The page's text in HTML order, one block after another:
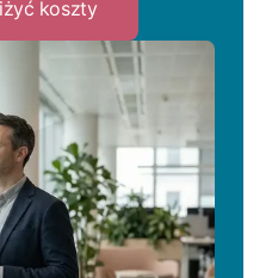
kosztyClick
to
Zobaczcie,
jak
obniżyć
koszty